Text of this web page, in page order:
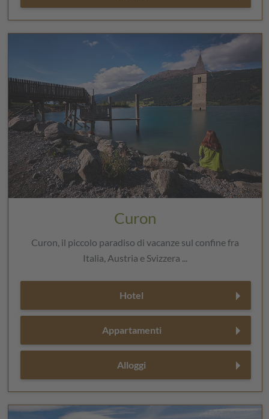
Curon
Curon, il piccolo paradiso di vacanze sul confine fra
Italia, Austria e Svizzera ...
Hotel
Appartamenti
Alloggi